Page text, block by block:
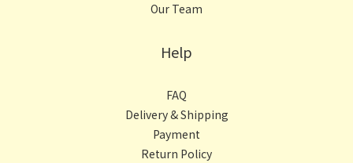
Our Team
Help
FAQ
Delivery & Shipping
Payment
Return Policy